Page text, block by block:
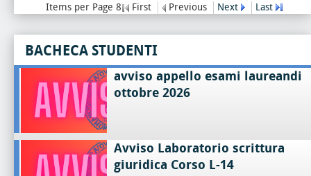
Items per Page 8
First Previous Next Last
BACHECA STUDENTI
avviso appello esami laureandi
ottobre 2026
Avviso Laboratorio scrittura
giuridica Corso L-14